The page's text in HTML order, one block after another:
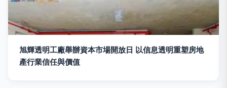
旭輝透明工廠舉辦資本市場開放日 以信息透明重塑房地
產行業信任與價值